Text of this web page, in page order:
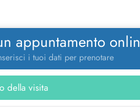
appuntamento
i tuoi dati per prenotare